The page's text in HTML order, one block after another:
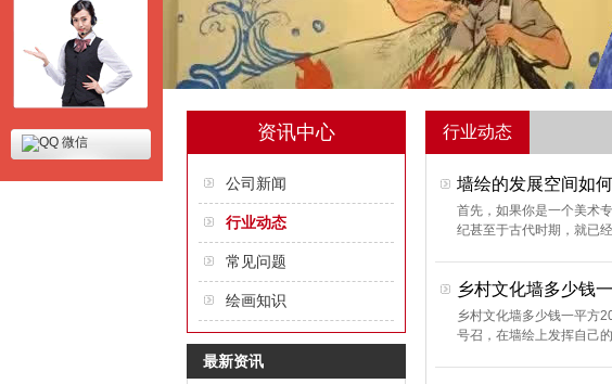
资讯中心
公司新闻
行业动态
常见问题
绘画知识
最新资讯
行业动态
墙绘的发展空间如何
首先，如果你是一个美术
纪甚至于古代时期，就已
乡村文化墙多少钱
乡村文化墙多少钱一平方
号召，在墙绘上发挥自己
微信